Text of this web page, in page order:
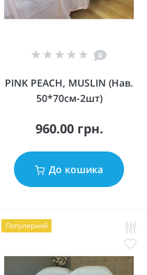
0
PINK PEACH, MUSLIN (Нав.
50*70см-2шт)
960.00 грн.
До кошика
Популярний